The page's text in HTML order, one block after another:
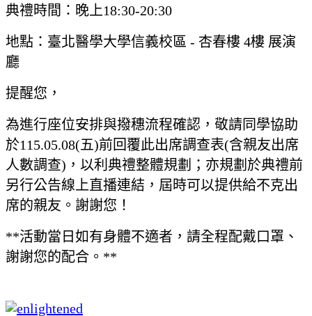
典禮時間：晚上18:30-20:30
地點：臺北醫學大學信義校區 - 杏春樓 4樓 展演
廳
提醒您，
為進行座位安排與撥穗流程確認，敬請同學協助
於115.05.08(五)前回覆此出席調查表(含親友出席
人數調查)，以利典禮整體規劃；亦規劃於典禮前
另行公告線上直播連結，屆時可以提供給不克出
席的親友。謝謝您！
**活動當日如有身體不適者，請全程配戴口罩、
謝謝您的配合。**